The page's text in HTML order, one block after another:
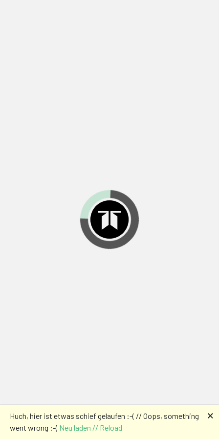
Huch, hier ist etwas schief gelaufen :-( // Oops, something
went wrong :-( Neu laden // Reload
🗙